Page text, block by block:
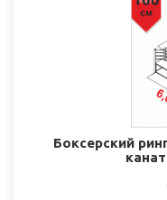
Боксерский